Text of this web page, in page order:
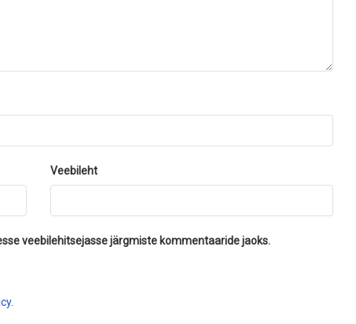
Veebileht
veebilehitsejasse järgmiste kommentaaride jaoks.
.